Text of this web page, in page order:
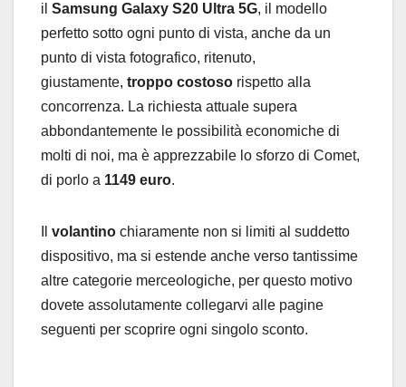
il Samsung Galaxy S20 Ultra 5G, il modello
perfetto sotto ogni punto di vista, anche da un
punto di vista fotografico, ritenuto,
giustamente, troppo costoso rispetto alla
concorrenza. La richiesta attuale supera
abbondantemente le possibilità economiche di
molti di noi, ma è apprezzabile lo sforzo di Comet,
di porlo a 1149 euro.
volantino chiaramente non si limiti al suddetto
dispositivo, ma si estende anche verso tantissime
altre categorie merceologiche, per questo motivo
dovete assolutamente collegarvi alle pagine
seguenti per scoprire ogni singolo sconto.